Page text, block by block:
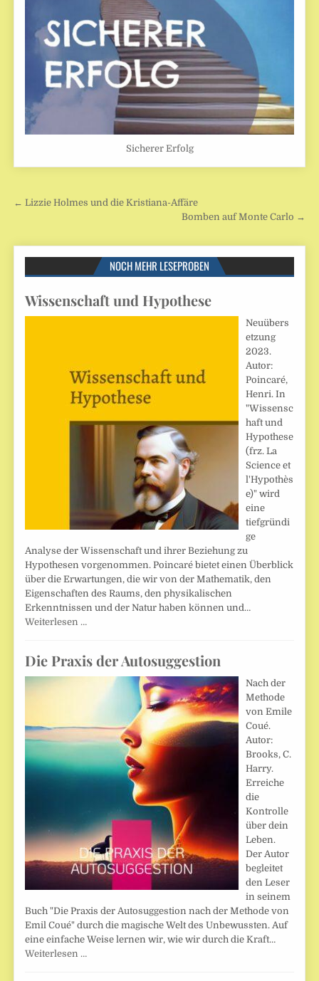
Sicherer Erfolg
Beitragsnavigation
← Lizzie Holmes und die Kristiana-Affäre
Bomben auf Monte Carlo →
NOCH MEHR LESEPROBEN
Wissenschaft und Hypothese
Neuübers
etzung
2023.
Autor:
Poincaré,
Henri. In
"Wissensc
haft und
Hypothese
(frz. La
Science et
l'Hypothès
e)" wird
eine
tiefgründi
ge
Analyse der Wissenschaft und ihrer Beziehung zu
Hypothesen vorgenommen. Poincaré bietet einen Überblick
über die Erwartungen, die wir von der Mathematik, den
Eigenschaften des Raums, den physikalischen
Erkenntnissen und der Natur haben können und…
Weiterlesen …
Die Praxis der Autosuggestion
Nach der
Methode
von Emile
Coué.
Autor:
Brooks, C.
Harry.
Erreiche
die
Kontrolle
über dein
Leben.
Der Autor
begleitet
den Leser
in seinem
Buch "Die Praxis der Autosuggestion nach der Methode von
Emil Coué" durch die magische Welt des Unbewussten. Auf
eine einfache Weise lernen wir, wie wir durch die Kraft…
Weiterlesen …